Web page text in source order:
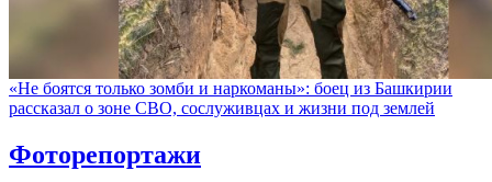
«Не боятся только зомби и наркоманы»: боец из Башкирии
рассказал о зоне СВО, сослуживцах и жизни под землей
Фоторепортажи